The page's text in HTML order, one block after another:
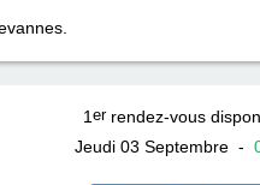
1 errendez-vous
Jeudi 03 Septembre-